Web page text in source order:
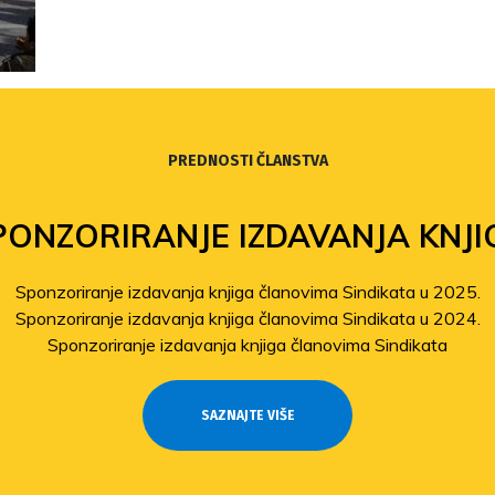
PREDNOSTI ČLANSTVA
IZDAVANJA
Sponzoriranje izdavanja knjiga članovima Sindikata u 2025.
Sponzoriranje izdavanja knjiga članovima Sindikata u 2024.
Sponzoriranje izdavanja knjiga članovima Sindikata
SAZNAJTE VIŠE